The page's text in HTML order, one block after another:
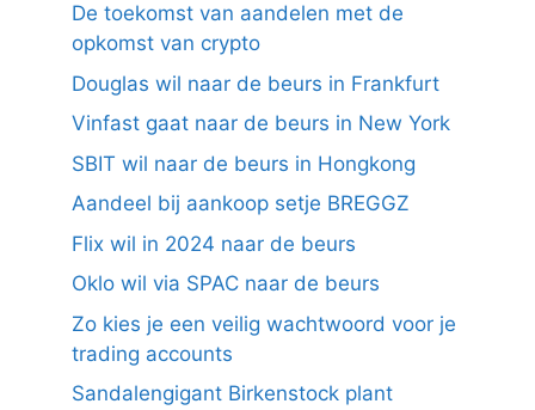
De toekomst van aandelen met de
opkomst van crypto
Douglas wil naar de beurs in Frankfurt
Vinfast gaat naar de beurs in New York
SBIT wil naar de beurs in Hongkong
Aandeel bij aankoop setje BREGGZ
Flix wil in 2024 naar de beurs
Oklo wil via SPAC naar de beurs
Zo kies je een veilig wachtwoord voor je
trading accounts
Sandalengigant Birkenstock plant